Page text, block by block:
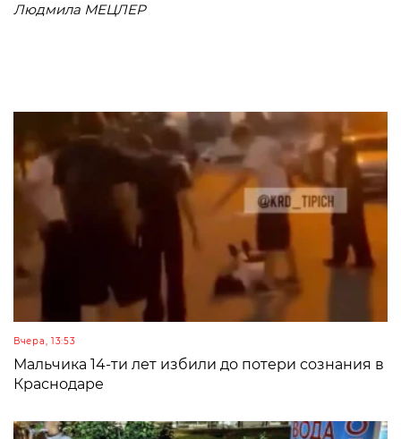
Людмила МЕЦЛЕР
Вчера, 13:53
Мальчика 14-ти лет избили до потери сознания в
Краснодаре